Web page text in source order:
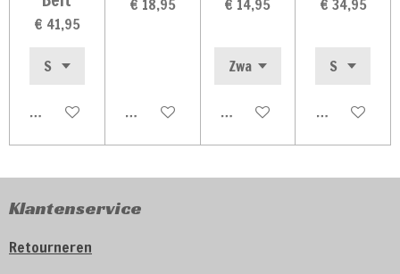
€ 41,95
In winkelwagen
€ 18,95
In winkelwagen
€ 14,95
In winkelwagen
€ 34,95
In
Klantenservice
Retourneren